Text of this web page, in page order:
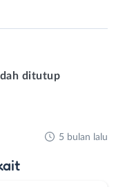
ditutup
5 bulan lalu